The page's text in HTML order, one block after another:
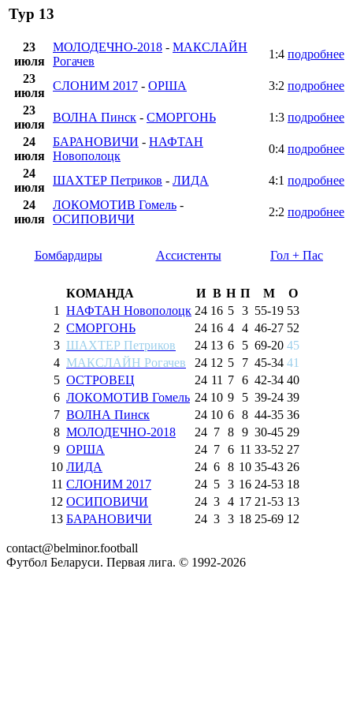
Тур 13
23
июля
МОЛОДЕЧНО-2018 - МАКСЛАЙН
Рогачев
1:4 подробнее
23
июля
СЛОНИМ 2017 - ОРША 3:2 подробнее
23
июля
ВОЛНА Пинск - СМОРГОНЬ 1:3 подробнее
24
июля
БАРАНОВИЧИ - НАФТАН
Новополоцк
0:4 подробнее
24
июля
ШАХТЕР Петриков - ЛИДА 4:1 подробнее
24
июля
ЛОКОМОТИВ Гомель -
ОСИПОВИЧИ
2:2 подробнее
Бомбардиры Ассистенты Гол + Пас
КОМАНДА И В Н П М
О
1
НАФТАН Новополоцк 24 16 5 3 55-19 53
2 СМОРГОНЬ 24 16 4 4 46-27 52
3 ШАХТЕР Петриков 24 13 6 5 69-20 45
4 МАКСЛАЙН Рогачев 24 12 5 7 45-34 41
5 ОСТРОВЕЦ 24 11 7 6 42-34 40
6 ЛОКОМОТИВ Гомель 24 10 9 5 39-24 39
7 ВОЛНА Пинск 24 10 6 8 44-35 36
8 МОЛОДЕЧНО-2018 24 7 8 9 30-45 29
9 ОРША 24 7 6 11 33-52 27
10 ЛИДА 24 6 8 10 35-43 26
11 СЛОНИМ 2017 24 5 3 16 24-53 18
12 ОСИПОВИЧИ 24 3 4 17 21-53 13
13 БАРАНОВИЧИ 24 3 3 18 25-69 12
contact@belminor.football
Футбол Беларуси. Первая лига. © 1992-2026